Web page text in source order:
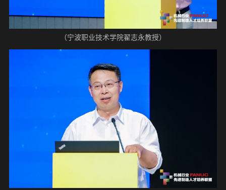
（宁波职业技术学院翟志永教授）